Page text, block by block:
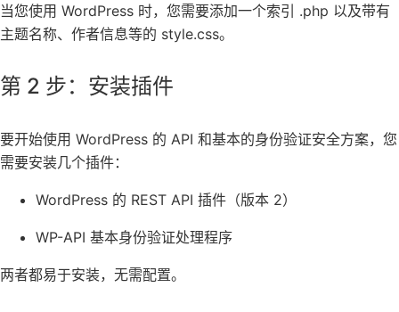
当您使用 WordPress 时，您需要添加一个索引 .php 以及带有
主题名称、作者信息等的 style.css。
第 2 步：安装插件
要开始使用 WordPress 的 API 和基本的身份验证安全方案，您
需要安装几个插件：
WordPress 的 REST API 插件（版本 2）
WP-API 基本身份验证处理程序
两者都易于安装，无需配置。